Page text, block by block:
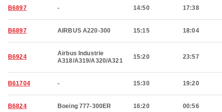
B6897 - 14:50 17:38
B6897 AIRBUS A220-300 15:15 18:04
B6924
Airbus Industrie
A318/A319/A320/A321
15:20 23:57
B61704 - 15:30 19:20
B6824 Boeing 777-300ER 16:20 00:56